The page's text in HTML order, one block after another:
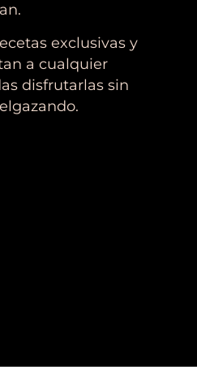
exclusivas y
a cualquier
disfrutarlas sin